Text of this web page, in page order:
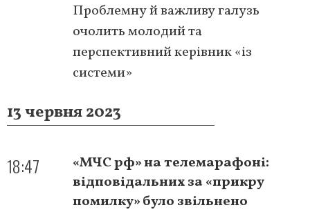
Проблемну й важливу галузь
очолить молодий та
перспективний керівник «із
системи»
13 червня 2023
18:47
«МЧС рф» на телемарафоні:
відповідальних за «прикру
помилку» було звільнено